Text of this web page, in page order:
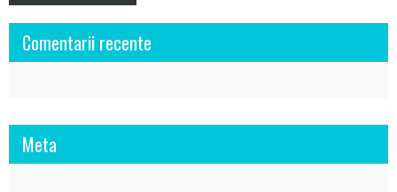
Comentarii recente
Meta